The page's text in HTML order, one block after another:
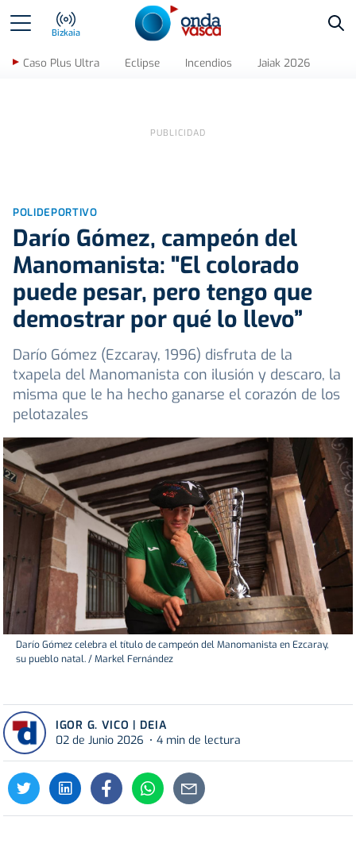
Bizkaia
Caso Plus Ultra Eclipse Incendios Jaiak 2026
POLIDEPORTIVO
Darío Gómez, campeón del
Manomanista: "El colorado
puede pesar, pero tengo que
demostrar por qué lo llevo”
Darío Gómez (Ezcaray, 1996) disfruta de la
txapela del Manomanista con ilusión y descaro, la
misma que le ha hecho ganarse el corazón de los
pelotazales
Darío Gómez celebra el título de campeón del Manomanista en Ezcaray,
su pueblo natal. / Markel Fernández
IGOR G. VICO | DEIA
02 de Junio 2026
4 min de lectura